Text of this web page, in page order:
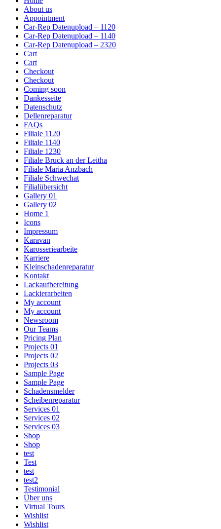
About us
Appointment
Car-Rep Datenupload – 1120
Car-Rep Datenupload – 1140
Car-Rep Datenupload – 2320
Cart
Cart
Checkout
Checkout
Coming soon
Dankesseite
Datenschutz
Dellenreparatur
FAQs
Filiale 1120
Filiale 1140
Filiale 1230
Filiale Bruck an der Leitha
Filiale Maria Anzbach
Filiale Schwechat
Filialübersicht
Gallery 01
Gallery 02
Home 1
Icons
Impressum
Karavan
Karosseriearbeite
Karriere
Kleinschadenreparatur
Kontakt
Lackaufbereitung
Lackierarbeiten
My account
My account
Newsroom
Our Teams
Pricing Plan
Projects 01
Projects 02
Projects 03
Sample Page
Sample Page
Schadensmelder
Scheibenreparatur
Services 01
Services 02
Services 03
Shop
Shop
test
Test
test
test2
Testimonial
Über uns
Virtual Tours
Wishlist
Wishlist